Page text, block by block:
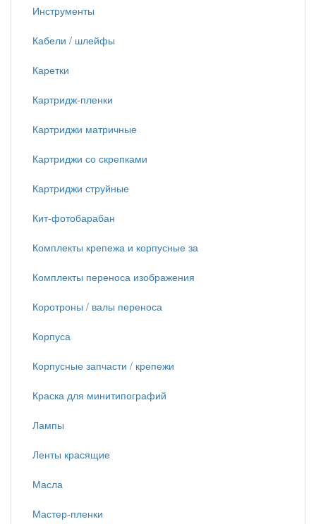
Инструменты
Кабели / шлейфы
Каретки
Картридж-пленки
Картриджи матричные
Картриджи со скрепками
Картриджи струйные
Кит-фотобарабан
Комплекты крепежа и корпусные за
Комплекты переноса изображения
Коротроны / валы переноса
Корпуса
Корпусные запчасти / крепежи
Краска для минитипографий
Лампы
Ленты красящие
Масла
Мастер-пленки